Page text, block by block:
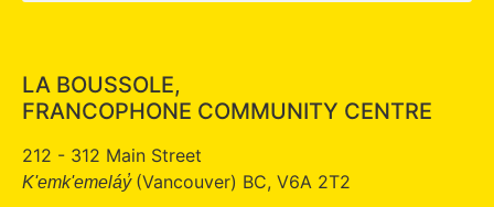
LA BOUSSOLE,
FRANCOPHONE COMMUNITY CENTRE
212 - 312 Main Street
K'emk'emeláy̓ (Vancouver) BC, V6A 2T2